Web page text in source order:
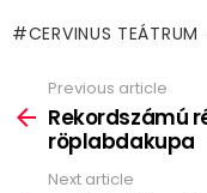
CERVINUS TEÁTRUM
more
Previous article
Rekordszámú
röplabdakupa
Next article